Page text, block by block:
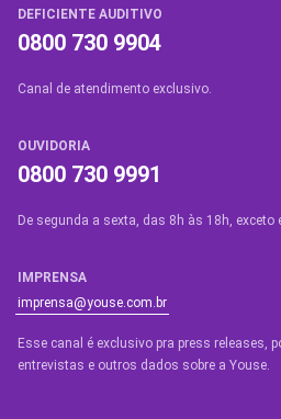
DEFICIENTE AUDITIVO
0800 730 9904
Canal de atendimento exclusivo.
OUVIDORIA
0800 730 9991
De segunda a sexta, das 8h às 18h, exceto
IMPRENSA
imprensa@youse.com.br
Esse canal é exclusivo pra press releases,
entrevistas e outros dados sobre a Youse.​